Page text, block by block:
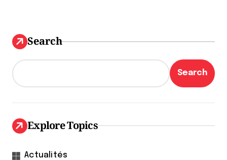
Search
Search
Explore Topics
Actualités